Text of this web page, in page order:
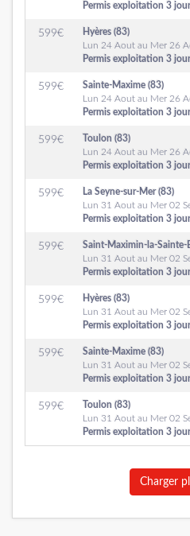
Permis exploitation 3
599€
Hyères (83)
Lun 24 Aout au Mer 26
Permis exploitation 3
599€
Sainte-Maxime (83)
Lun 24 Aout au Mer 26
Permis exploitation 3
599€
Toulon (83)
Lun 24 Aout au Mer 26
Permis exploitation 3
599€
La Seyne-sur-Mer (83)
Lun 31 Aout au Mer 02
Permis exploitation 3
599€
Saint-Maximin-la-Sainte-
Lun 31 Aout au Mer 02
Permis exploitation 3
599€
Hyères (83)
Lun 31 Aout au Mer 02
Permis exploitation 3
599€
Sainte-Maxime (83)
Lun 31 Aout au Mer 02
Permis exploitation 3
599€
Toulon (83)
Lun 31 Aout au Mer 02
Permis exploitation 3
Charger